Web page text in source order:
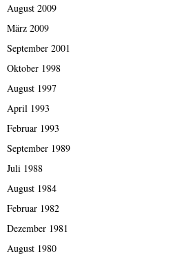
August 2009
März 2009
September 2001
Oktober 1998
August 1997
April 1993
Februar 1993
September 1989
Juli 1988
August 1984
Februar 1982
Dezember 1981
August 1980